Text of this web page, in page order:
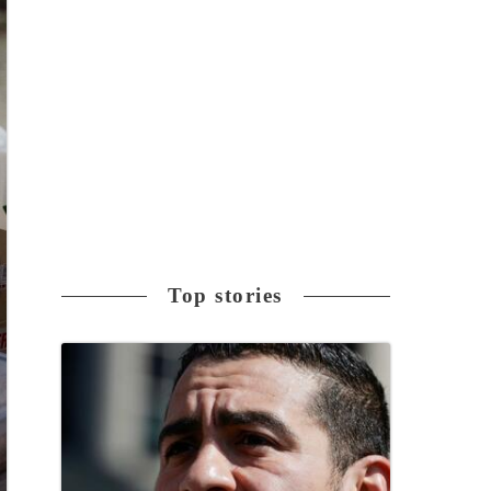
Top stories